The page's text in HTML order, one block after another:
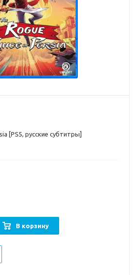
[PS5, русские субтитры]
В корзину